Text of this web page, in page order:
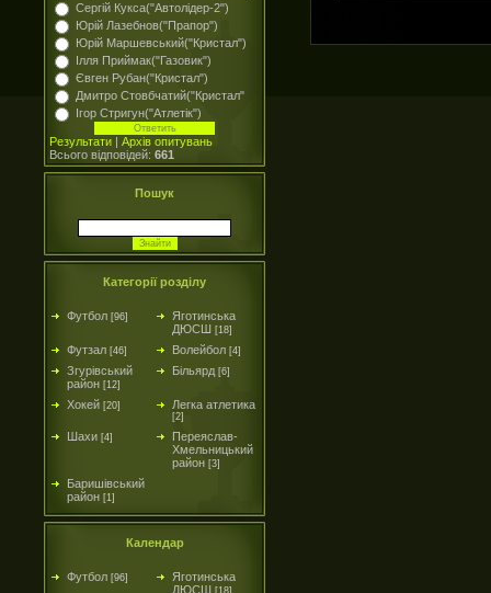
Сергій Кукса("Автолідер-2")
Юрій Лазебнов("Прапор")
Юрій Маршевський("Кристал")
Ілля Приймак("Газовик")
Євген Рубан("Кристал")
Дмитро Стовбчатий("Кристал"
Ігор Стригун("Атлетік")
Результати | Архів опитувань
Всього відповідей: 661
Пошук
Категорії розділу
Футбол [96]
Яготинська
ДЮСШ [18]
Футзал [46] Волейбол [4]
Згурівський
район [12]
Більярд [6]
Хокей [20] Легка атлетика
[2]
Шахи [4]
Переяслав-
Хмельницький
район [3]
Баришівський
район [1]
Календар
Футбол [96]
Яготинська
ДЮСШ [18]